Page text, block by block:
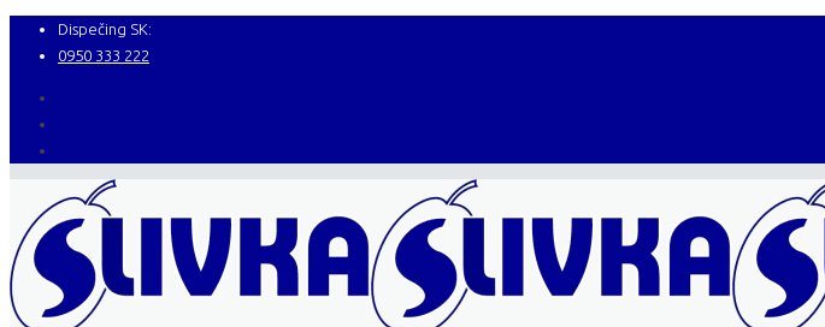
Dispečing SK:
0950 333 222